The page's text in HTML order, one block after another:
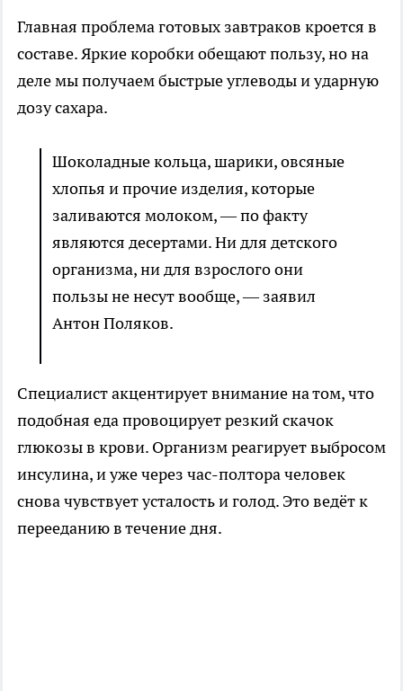
Главная проблема готовых завтраков кроется в
составе. Яркие коробки обещают пользу, но на
деле мы получаем быстрые углеводы и ударную
дозу сахара.
Шоколадные кольца, шарики, овсяные
хлопья и прочие изделия, которые
заливаются молоком, — по факту
являются десертами. Ни для детского
организма, ни для взрослого они
пользы не несут вообще, — заявил
Антон Поляков.
Специалист акцентирует внимание на том, что
подобная еда провоцирует резкий скачок
глюкозы в крови. Организм реагирует выбросом
инсулина, и уже через час-полтора человек
снова чувствует усталость и голод. Это ведёт к
перееданию в течение дня.